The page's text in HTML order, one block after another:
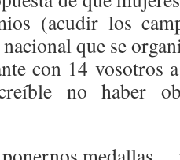
(acudir los
que se
con 14 vosotros
no haber